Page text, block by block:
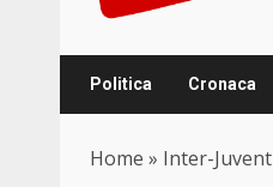
Politica Cronaca
Home » Inter-